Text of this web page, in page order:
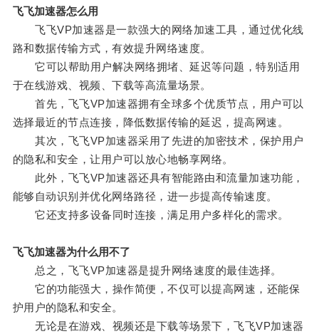
飞飞加速器怎么用
飞飞VP加速器是一款强大的网络加速工具，通过优化线
路和数据传输方式，有效提升网络速度。
它可以帮助用户解决网络拥堵、延迟等问题，特别适用
于在线游戏、视频、下载等高流量场景。
首先，飞飞VP加速器拥有全球多个优质节点，用户可以
选择最近的节点连接，降低数据传输的延迟，提高网速。
其次，飞飞VP加速器采用了先进的加密技术，保护用户
的隐私和安全，让用户可以放心地畅享网络。
此外，飞飞VP加速器还具有智能路由和流量加速功能，
能够自动识别并优化网络路径，进一步提高传输速度。
它还支持多设备同时连接，满足用户多样化的需求。
飞飞加速器为什么用不了
总之，飞飞VP加速器是提升网络速度的最佳选择。
它的功能强大，操作简便，不仅可以提高网速，还能保
护用户的隐私和安全。
无论是在游戏、视频还是下载等场景下，飞飞VP加速器